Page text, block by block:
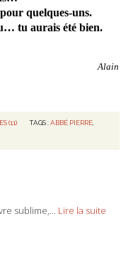
quelques-uns.
tu aurais été bien.
Alain
(11) TAGS :ABBÉ PIERRE
sublime,... Lire la suite